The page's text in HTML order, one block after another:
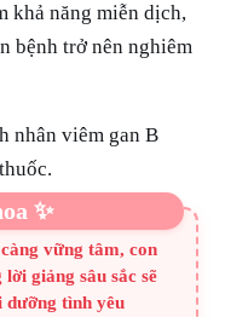
khả năng miễn dịch,
bệnh trở nên nghiêm
nhân viêm gan B
✨
vững tâm, con
giảng sâu sắc sẽ
dưỡng tình yêu